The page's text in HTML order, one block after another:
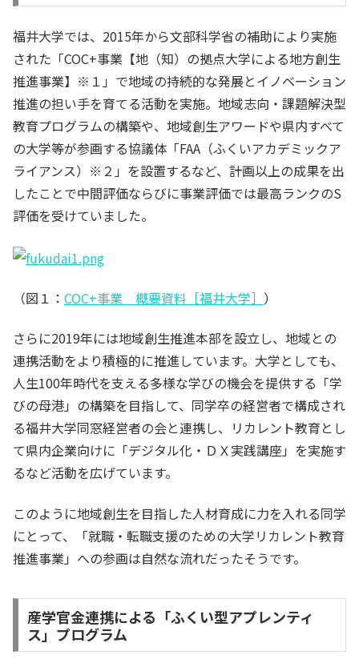
福井大学では、2015年から文部科学省の補助により実施
された「COC+事業【地（知）の拠点大学による地方創生
推進事業】※１」で地域の持続的な発展とイノベーション
推進の担い手を育てる活動を実施。地域志向・課題解決型
教育プログラムの構築や、地域創生アワードや県内すべて
の大学等が参画する協議体「FAA（ふくいアカデミックア
ライアンス）※２」を設置するなど、計画以上の成果を出
したことで中間評価ならびに事業評価では最高ランクのS
評価を受けていました。
（図１： COC+事業 概要資料［福井大学］ ）
さらに2019年には地域創生推進本部を設立し、地域との
連携活動をより積極的に推進しています。大学としても、
人生100年時代を支える多様な学びの機会を提供する「学
びの母港」の構築を目指して、同学卒の経営者で構成され
る福井大学同窓経営者の会と連携し、リカレント教育とし
て県内企業向けに「デジタル化・ＤＸ実践講座」を実施す
るなど活動を広げています。
このように地域創生を目指した人材育成に力を入れる同学
にとって、「就職・転職支援のための大学リカレント教育
推進事業」への参画は自然な流れだったそうです。
産学官金連携による「ふくい型アプレンティ
ス」プログラム